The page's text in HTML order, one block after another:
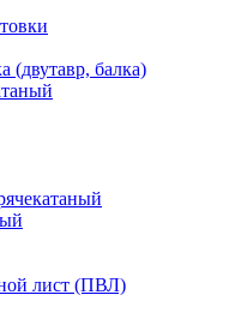
(двутавр, балка)
лист (ПВЛ)